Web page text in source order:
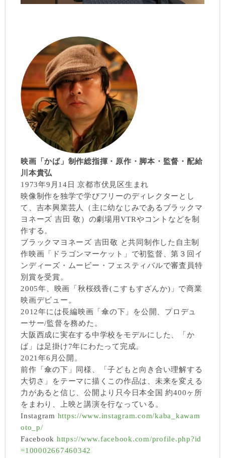
映画「かば」制作総指揮・原作・脚本・監督・配給
川本貴弘
1973年9月14日 京都市伏見区生まれ
映像制作を独学で学びフリーのディレクターとし
て、吉本興業芸人（主に幼なじみであるブラックマ
ヨネーズ 吉田 敬）の劇場用VTRやコントなどを制
作する。
ブラックマヨネーズ 吉田敬 と共同制作した自主制
作映画「ドラゴンマーケット」で初監督、第３回イ
ンディーズ・ムービー・フェスティバルで審査員特
別賞を受賞。
2005年、映画「秋桜残香(こすもすざんか)」で商業
映画デビュー。
2012年には長編映画「傘の下」を公開、プロデュ
ーサー/監督を務めた。
大阪西成に実在する中学校をモデルにした、「か
ば」は足掛け7年にわたって完成。
2021年6月公開。
前作「傘の下」同様、「子どもと向き合い理解する
大切さ」をテーマに描くこの作品は、未来を変える
力があると信じ、公開より只今日本全国 約400ヶ所
をまわり、上映と講演を行なっている。
Instagram https://www.instagram.com/kaba_kawam
oto_p/
Facebook https://www.facebook.com/profile.php?id
=100002667460342